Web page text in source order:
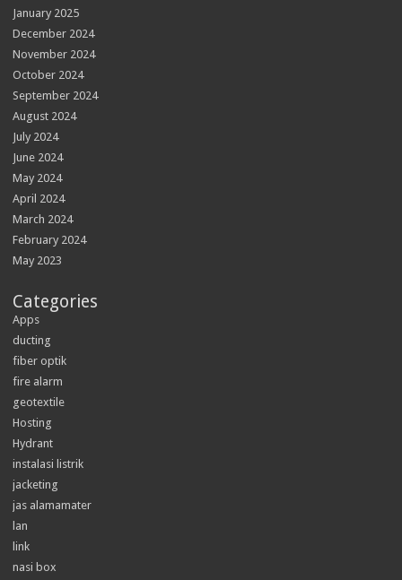
January 2025
December 2024
November 2024
October 2024
September 2024
August 2024
July 2024
June 2024
May 2024
April 2024
March 2024
February 2024
May 2023
Categories
Apps
ducting
fiber optik
fire alarm
geotextile
Hosting
Hydrant
instalasi listrik
jacketing
jas alamamater
lan
link
nasi box